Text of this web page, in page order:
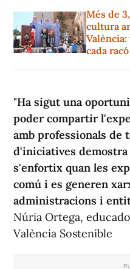
Més de
cultura
cada
"Ha sigut una
poder compartir
amb professionals de
d'iniciatives
s'enfortix quan les
comú i es generen
administracions i
Núria Ortega,
València Sostenible